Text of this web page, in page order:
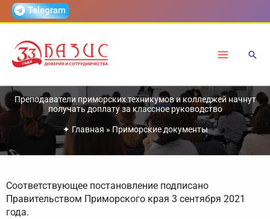
ПерейтиTelegram
Преподаватели приморских техникумов и колледжей начнут
получать доплату за классное руководство
✦ Главная » Приморские документы
Соответствующее постановление подписано
Правительством Приморского края 3 сентября 2021
года.